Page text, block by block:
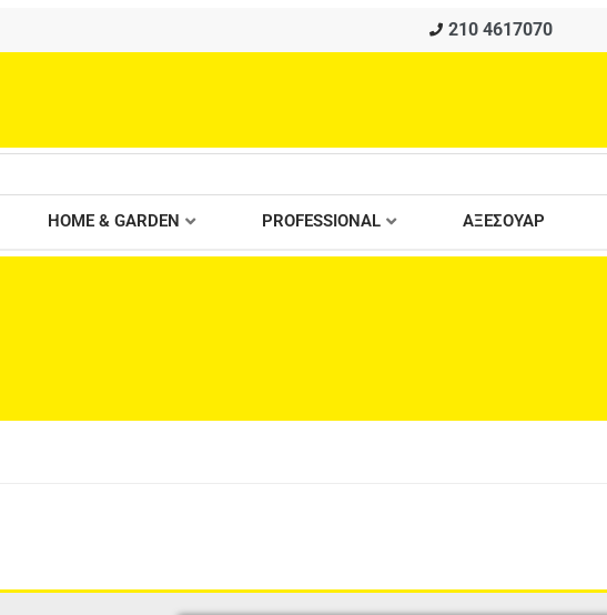
210 4617070
HOME & GARDEN PROFESSIONAL ΑΞΕΣΟΥΑΡ